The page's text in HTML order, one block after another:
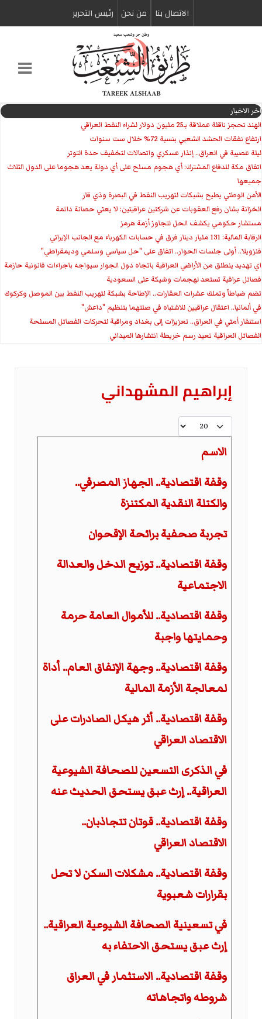
الاتصال بنا من نحن رئیس التحریر
اخر الاخبار
الهند تحجز ناقلة عملاقة بـ25 مليون دولار لشراء النفط العراقي
ارتفاع نفقات الحشد الشعبي بنسبة 72% خلال ست سنوات
ليلة عصيبة في العراق.. إنذار عسكري واتصالات لتخفيف حدة التوتر
‏اتفاق مكة للدفاع المشترك: أي هجوم مسلح على أي دولة يعد هجوما على الدول الثلاث
جميعها
الأمن الوطني يطيح بشبكات لتهريب النفط في البصرة وذي قار
الخزانة بشان رفع العقوبات عن شركتين عراقيتين: لا يعني حصانة دائمة
مستشار حكومي يكشف الحل لتجاوز أزمة هرمز
الرقابة المالية: 131 مليار دينار فرق في حسابات الكهرباء مع الجانب الإيراني
فنزويلا.. أولى جلسات الحوار.. اتفاق على "حل سياسي وسلمي وديمقراطي"
اي تهديد ينطلق من الأراضي العراقية باتجاه دول الجوار سيواجه باجراءات قانونية حازمة
فصائل عراقية تستعد لهجمات وشيكة على السعودية
تضم ضباطاً وتملك عشرات العقارات.. الإطاحة بشبكة لتهريب النفط بين الموصل وكركوك
في ألمانيا.. اعتقال عراقيين للاشتباه في صلتهما بتنظيم "داعش"
استنفار أمني في العراق.. تعزيزات إلى بغداد ومراقبة لتحركات الفصائل المسلحة
الفصائل العراقية تعيد رسم خريطة انتشارها الميداني
إبراهيم المشهداني
عدد الإظهارات:
الاسم
وقفة اقتصادية.. الجهاز المصرفي..
والكتلة النقدية المكتنزة
تجربة صحفية برائحة الإقحوان
وقفة اقتصادية.. توزيع الدخل والعدالة
الاجتماعية
وقفة اقتصادية.. للأموال العامة حرمة
وحمايتها واجبة
وقفة اقتصادية.. وجهة الإنفاق العام.. أداة
لمعالجة الأزمة المالية
وقفة اقتصادية.. أثر هيكل الصادرات على
الاقتصاد العراقي
في الذكرى التسعين للصحافة الشيوعية
العراقية.. إرث عبق يستحق الحديث عنه
وقفة اقتصادية.. قوتان تتجاذبان..
الاقتصاد العراقي
وقفة اقتصادية.. مشكلات السكن لا تحل
بقرارات شعبوية
في تسعينية الصحافة الشيوعية العراقية..
إرث عبق يستحق الاحتفاء به
وقفة اقتصادية.. الاستثمار في العراق
شروطه واتجاهاته